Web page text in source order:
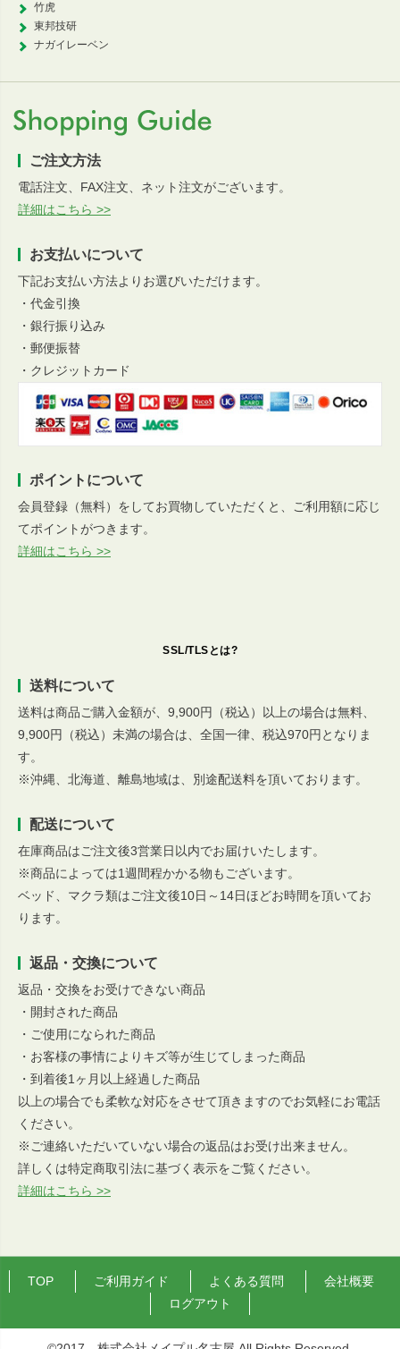
竹虎
東邦技研
ナガイレーベン
ご注文方法
電話注文、FAX注文、ネット注文がございます。
詳細はこちら >>
お支払いについて
下記お支払い方法よりお選びいただけます。
・代金引換
・銀行振り込み
・郵便振替
・クレジットカード
ポイントについて
会員登録（無料）をしてお買物していただくと、ご利用額に応じ
てポイントがつきます。
詳細はこちら >>
SSL/TLSとは?
送料について
送料は商品ご購入金額が、9,900円（税込）以上の場合は無料、
9,900円（税込）未満の場合は、全国一律、税込970円となりま
す。
※沖縄、北海道、離島地域は、別途配送料を頂いております。
配送について
在庫商品はご注文後3営業日以内でお届けいたします。
※商品によっては1週間程かかる物もございます。
ベッド、マクラ類はご注文後10日～14日ほどお時間を頂いてお
ります。
返品・交換について
返品・交換をお受けできない商品
・開封された商品
・ご使用になられた商品
・お客様の事情によりキズ等が生じてしまった商品
・到着後1ヶ月以上経過した商品
以上の場合でも柔軟な対応をさせて頂きますのでお気軽にお電話
ください。
※ご連絡いただいていない場合の返品はお受け出来ません。
詳しくは特定商取引法に基づく表示をご覧ください。
詳細はこちら >>
TOP ご利用ガイド よくある質問
会社概要
ログアウト